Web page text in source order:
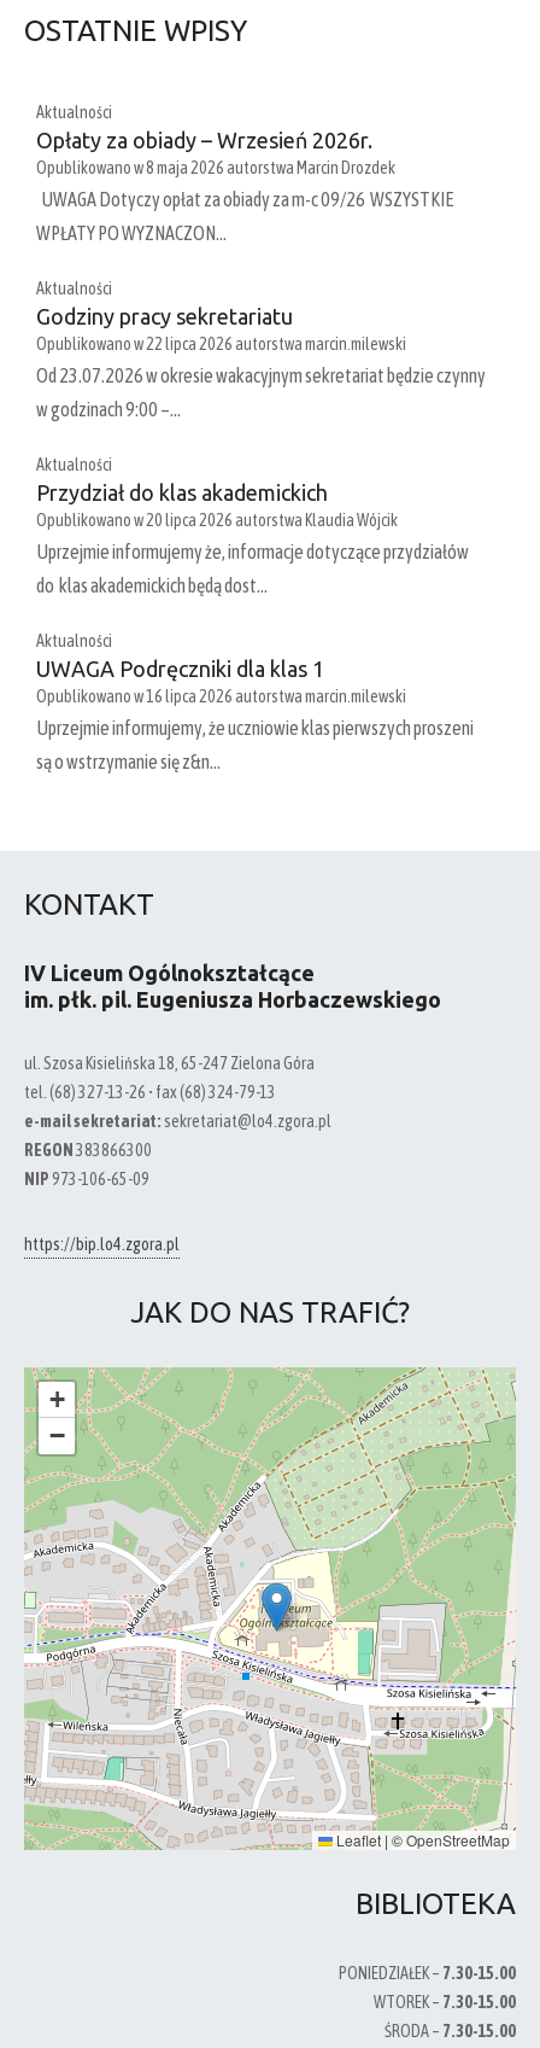
OSTATNIE WPISY
Aktualności
Opłaty za obiady – Wrzesień 2026r.
Opublikowano w8 maja 2026autorstwa Marcin Drozdek
UWAGA Dotyczy opłat za obiady za m-c 09/26 WSZYSTKIE
WPŁATY PO WYZNACZON…
Aktualności
Godziny pracy sekretariatu
Opublikowano w22 lipca 2026autorstwamarcin.milewski
Od 23.07.2026 w okresie wakacyjnym sekretariat będzie czynny
w godzinach 9:00 –…
Aktualności
Przydział do klas akademickich
Opublikowano w20 lipca 2026autorstwa Klaudia Wójcik
Uprzejmie informujemy że, informacje dotyczące przydziałów
do klas akademickich będą dost…
Aktualności
UWAGA Podręczniki dla klas 1
Opublikowano w16 lipca 2026autorstwamarcin.milewski
Uprzejmie informujemy, że uczniowie klas pierwszych proszeni
są o wstrzymanie się z&n…
KONTAKT
IV Liceum Ogólnokształcące
im. płk. pil. Eugeniusza Horbaczewskiego
ul. Szosa Kisielińska 18, 65-247 Zielona Góra
tel. (68) 327-13-26 • fax (68) 324-79-13
e-mail sekretariat: sekretariat@lo4.zgora.pl
REGON 383866300
NIP973-106-65-09
https://bip.lo4.zgora.pl
JAK DO NAS TRAFIĆ?
+
−
Leaflet | ©OpenStreetMap
BIBLIOTEKA
PONIEDZIAŁEK – 7.30-15.00
WTOREK – 7.30-15.00
ŚRODA – 7.30-15.00